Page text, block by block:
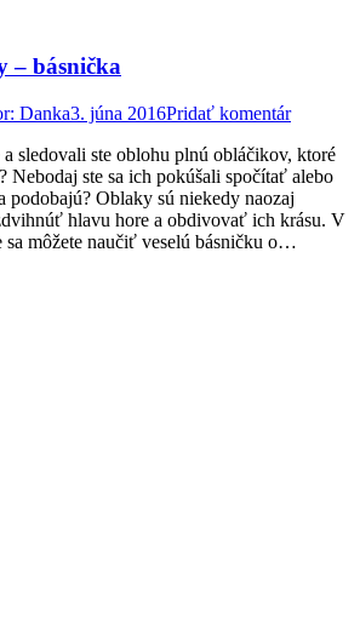
– básnička
Danka3. júna 2016Pridať komentár
sledovali ste oblohu plnú obláčikov, ktoré
Nebodaj ste sa ich pokúšali spočítať alebo
podobajú? Oblaky sú niekedy naozaj
hlavu hore a obdivovať ich krásu. V
sa môžete naučiť veselú básničku o…